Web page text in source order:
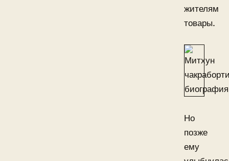
жителям
товары.
Но
позже
ему